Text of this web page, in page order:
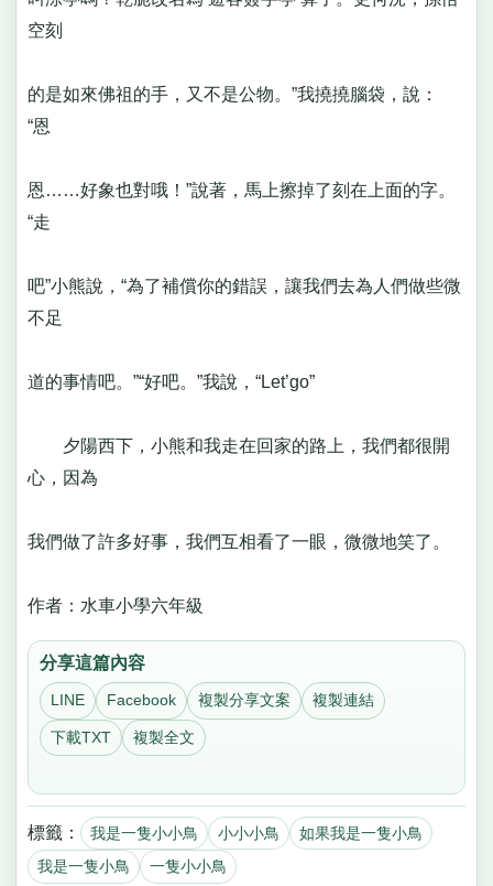
空刻
的是如來佛祖的手，又不是公物。”我撓撓腦袋，說：
“恩
恩……好象也對哦！”說著，馬上擦掉了刻在上面的字。
“走
吧”小熊說，“為了補償你的錯誤，讓我們去為人們做些微
不足
道的事情吧。”“好吧。”我說，“Let’go”
夕陽西下，小熊和我走在回家的路上，我們都很開
心，因為
我們做了許多好事，我們互相看了一眼，微微地笑了。
作者：水車小學六年級
分享這篇內容
LINE Facebook 複製分享文案 複製連結
下載TXT 複製全文
標籤： 我是一隻小小鳥 小小小鳥
如果我是一隻小鳥
我是一隻小鳥
一隻小小鳥